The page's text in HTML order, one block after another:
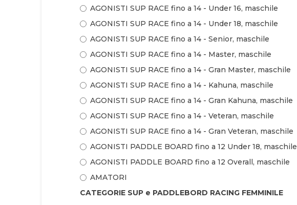
AGONISTI SUP RACE fino a 14 - Under 16, maschile
AGONISTI SUP RACE fino a 14 - Under 18, maschile
AGONISTI SUP RACE fino a 14 - Senior, maschile
AGONISTI SUP RACE fino a 14 - Master, maschile
AGONISTI SUP RACE fino a 14 - Gran Master, maschile
AGONISTI SUP RACE fino a 14 - Kahuna, maschile
AGONISTI SUP RACE fino a 14 - Gran Kahuna, maschile
AGONISTI SUP RACE fino a 14 - Veteran, maschile
AGONISTI SUP RACE fino a 14 - Gran Veteran, maschile
AGONISTI PADDLE BOARD fino a 12 Under 18, maschile
AGONISTI PADDLE BOARD fino a 12 Overall, maschile
AMATORI
CATEGORIE SUP e PADDLEBORD RACING FEMMINILE